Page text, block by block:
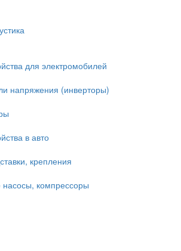
для электромобилей
напряжения (инверторы)
в авто
крепления
компрессоры